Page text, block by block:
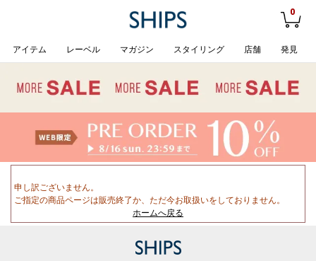
0
アイテム レーベル マガジン スタイリング 店舗 発見
申し訳ございません。
ご指定の商品ページは販売終了か、ただ今お取扱いをしておりません。
ホームへ戻る